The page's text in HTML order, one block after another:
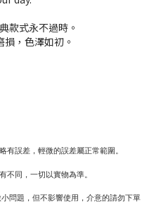
款式永不過時。
，色澤如初。
有誤差，輕微的誤差屬正常範圍。
不同，一切以實物為準。
問題，但不影響使用，介意的請勿下單